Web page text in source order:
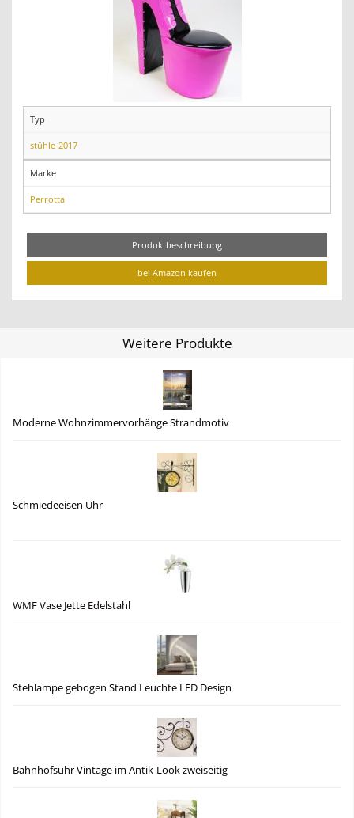
Typ
stühle-2017
Marke
Perrotta
Produktbeschreibung
bei Amazon kaufen
Weitere Produkte
Moderne Wohnzimmervorhänge Strandmotiv
Schmiedeeisen Uhr
WMF Vase Jette Edelstahl
Stehlampe gebogen Stand Leuchte LED Design
Bahnhofsuhr Vintage im Antik-Look zweiseitig